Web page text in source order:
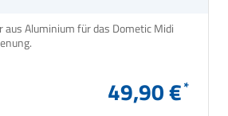
aus Aluminium für das Dometic Midi
49,90 €